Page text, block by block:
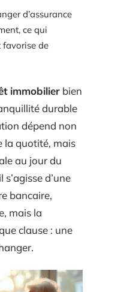
d’assurance
ce qui
favorise de
immobilier bien
durable
dépend non
la quotité, mais
au jour du
s’agisse d’une
bancaire,
mais la
clause : une